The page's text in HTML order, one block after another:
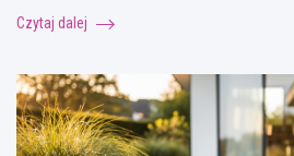
Czytaj dalej